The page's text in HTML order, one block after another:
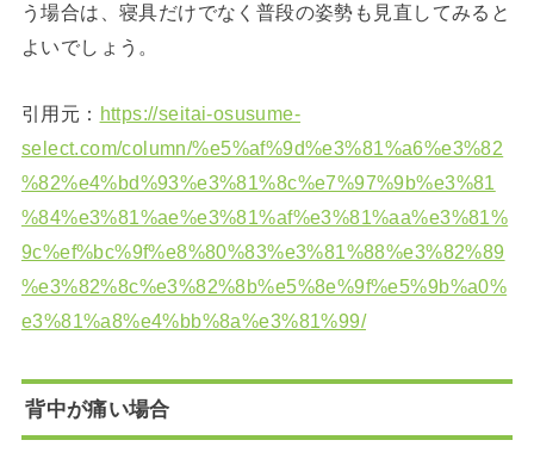
う場合は、寝具だけでなく普段の姿勢も見直してみると
よいでしょう。
引用元： https://seitai-osusume-
select.com/column/%e5%af%9d%e3%81%a6%e3%82
%82%e4%bd%93%e3%81%8c%e7%97%9b%e3%81
%84%e3%81%ae%e3%81%af%e3%81%aa%e3%81%
9c%ef%bc%9f%e8%80%83%e3%81%88%e3%82%89
%e3%82%8c%e3%82%8b%e5%8e%9f%e5%9b%a0%
e3%81%a8%e4%bb%8a%e3%81%99/
背中が痛い場合